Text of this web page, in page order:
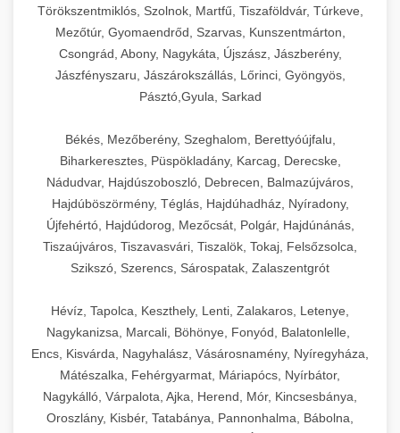
Törökszentmiklós, Szolnok, Martfű, Tiszaföldvár, Túrkeve,
Mezőtúr, Gyomaendrőd, Szarvas, Kunszentmárton,
Csongrád, Abony, Nagykáta, Újszász, Jászberény,
Jászfényszaru, Jászárokszállás, Lőrinci, Gyöngyös,
Pásztó,Gyula, Sarkad
Békés, Mezőberény, Szeghalom, Berettyóújfalu,
Biharkeresztes, Püspökladány, Karcag, Derecske,
Nádudvar, Hajdúszoboszló, Debrecen, Balmazújváros,
Hajdúböszörmény, Téglás, Hajdúhadház, Nyíradony,
Újfehértó, Hajdúdorog, Mezőcsát, Polgár, Hajdúnánás,
Tiszaújváros, Tiszavasvári, Tiszalök, Tokaj, Felsőzsolca,
Szikszó, Szerencs, Sárospatak, Zalaszentgrót
Hévíz, Tapolca, Keszthely, Lenti, Zalakaros, Letenye,
Nagykanizsa, Marcali, Böhönye, Fonyód, Balatonlelle,
Encs, Kisvárda, Nagyhalász, Vásárosnamény, Nyíregyháza,
Mátészalka, Fehérgyarmat, Máriapócs, Nyírbátor,
Nagykálló, Várpalota, Ajka, Herend, Mór, Kincsesbánya,
Oroszlány, Kisbér, Tatabánya, Pannonhalma, Bábolna,